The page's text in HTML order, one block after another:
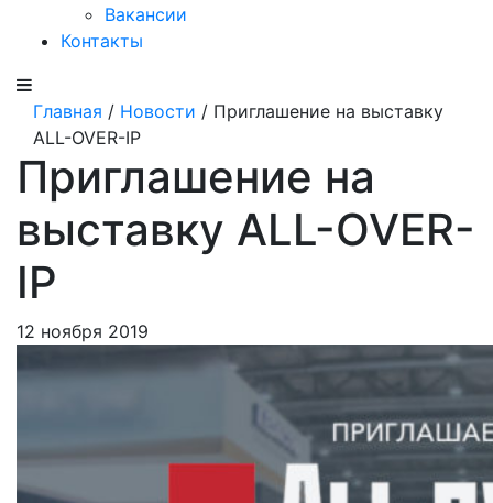
Вакансии
Контакты
Главная / Новости / Приглашение на выставку
ALL-OVER-IP
Приглашение на
выставку ALL-OVER-
IP
12 ноября 2019